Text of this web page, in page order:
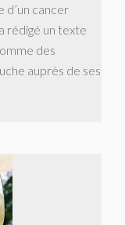
d’un cancer
rédigé un texte
des
auprès de ses